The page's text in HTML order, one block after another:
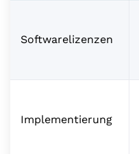
Softwarelizenzen
Implementierung